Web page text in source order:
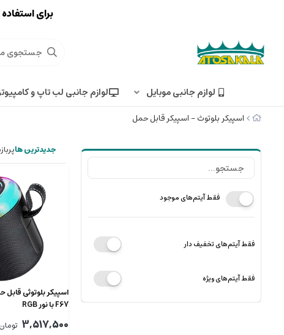
برای
لوازم جانبی موبایل لوازم جانبی لب تاپ و
اسپیکر بلوتوث - اسپیکر قابل حمل
فقط آیتم‌های موجود
فقط آیتم‌های تخفیف دار
فقط آیتم‌های ویژه
جدیدترین ها
F67 با نور RGB
3,517,500 تومان